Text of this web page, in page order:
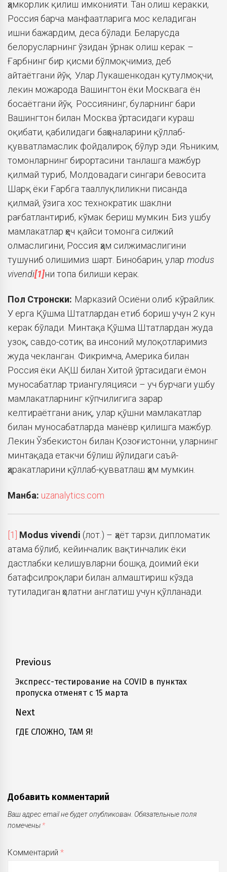
ҳамкорлик қилиш имконияти. Тан олиш керакки,
Россия барча манфаатларига мос келадиган
ишни бажардим, деса бўлади. Беларусда
белорусларнинг ўзидан ўрнак олиш керак –
Ғарбнинг бир қисми бўлмоқчимиз, деб
айтаётгани йўқ. Улар Лукашенкодан қутулмоқчи,
лекин можарода Вашингтон ёки Москвага ён
босаётгани йўқ. Россиянинг, буларнинг бари
Вашингтон билан Москва ўртасидаги кураш
оқибати, қабилидаги баҳоналарини қўллаб-
қувватламаслик фойдалироқ бўлур эди. Яъниким,
томонларнинг бирортасини танлашга мажбур
қилмай туриб, Молдовадаги сингари бевосита
Шарқ ёки Ғарбга тааллуқлиликни писанда
қилмай, ўзига хос технократик шаклни
рағбатлантириб, кўмак бериш мумкин. Биз ушбу
мамлакатлар ҳеч қайси томонга силжий
олмаслигини, Россия ҳам силжимаслигини
тушуниб олишимиз шарт. Бинобарин, улар modus
vivendi[1]ни топа билиши керак.
Пол Стронски: Марказий Осиёни олиб кўрайлик.
У ерга Қўшма Штатлардан етиб бориш учун 2 кун
керак бўлади. Минтақа Қўшма Штатлардан жуда
узоқ, савдо-сотиқ ва инсоний мулоқотларимиз
жуда чекланган. Фикримча, Америка билан
Россия ёки АҚШ билан Хитой ўртасидаги ёмон
муносабатлар триангуляцияси – уч бурчаги ушбу
мамлакатларнинг кўпчилигига зарар
келтираётгани аниқ, улар қўшни мамлакатлар
билан муносабатларда манёвр қилишга мажбур.
Лекин Ўзбекистон билан Қозоғистонни, уларнинг
минтақада етакчи бўлиш йўлидаги саъй-
ҳаракатларини қўллаб-қувватлаш ҳам мумкин.
Манба: uzanalytics.com
[1] Modus vivendi (лот.) – ҳаёт тарзи; дипломатик
атама бўлиб, кейинчалик вақтинчалик ёки
дастлабки келишувларни бошқа, доимий ёки
батафсилроқлари билан алмаштириш кўзда
тутиладиган ҳолатни англатиш учун қўлланади.
Навигация
по
записям
Previous
Previous
post:
Экспресс-тестирование на COVID в пунктах
пропуска отменят с 15 марта
Next
Next
ГДЕ СЛОЖНО, ТАМ Я!
Добавить комментарий
Ваш адрес email не будет опубликован. Обязательные поля
помечены *
Комментарий*